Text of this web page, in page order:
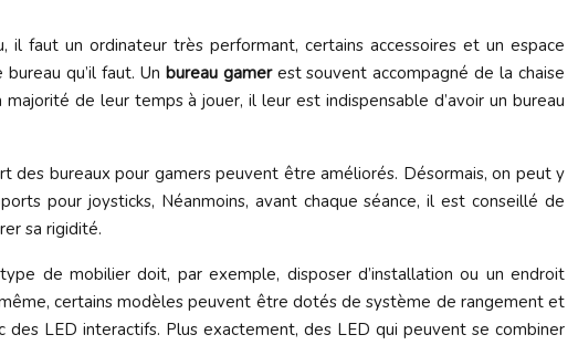
faut un ordinateur très performant, certains accessoires et un espace
qu’il faut. Un bureau gamerest souvent accompagné de la chaise
de leur temps à jouer, il leur est indispensable d’avoir un bureau
bureaux pour gamers peuvent être améliorés. Désormais, on peut y
pour joysticks, Néanmoins, avant chaque séance, il est conseillé de
sa rigidité.
de mobilier doit, par exemple, disposer d’installation ou un endroit
certains modèles peuvent être dotés de système de rangement et
LED interactifs. Plus exactement, des LED qui peuvent se combiner